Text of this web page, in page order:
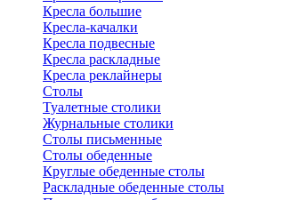
Кресла большие
Кресла-качалки
Кресла подвесные
Кресла раскладные
Кресла реклайнеры
Столы
Туалетные столики
Журнальные столики
Столы письменные
Столы обеденные
Круглые обеденные столы
Раскладные обеденные столы